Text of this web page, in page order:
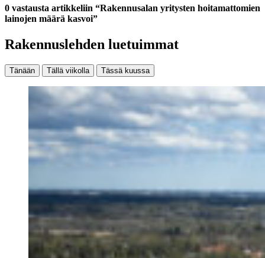
0 vastausta artikkeliin “Rakennusalan yritysten hoitamattomien
lainojen määrä kasvoi”
Rakennuslehden luetuimmat
Tänään Tällä viikolla Tässä kuussa